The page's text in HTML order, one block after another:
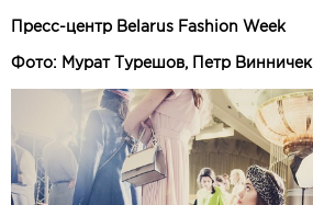
Пресс-центр Belarus Fashion Week
Фото: Мурат Турешов, Петр Винничек